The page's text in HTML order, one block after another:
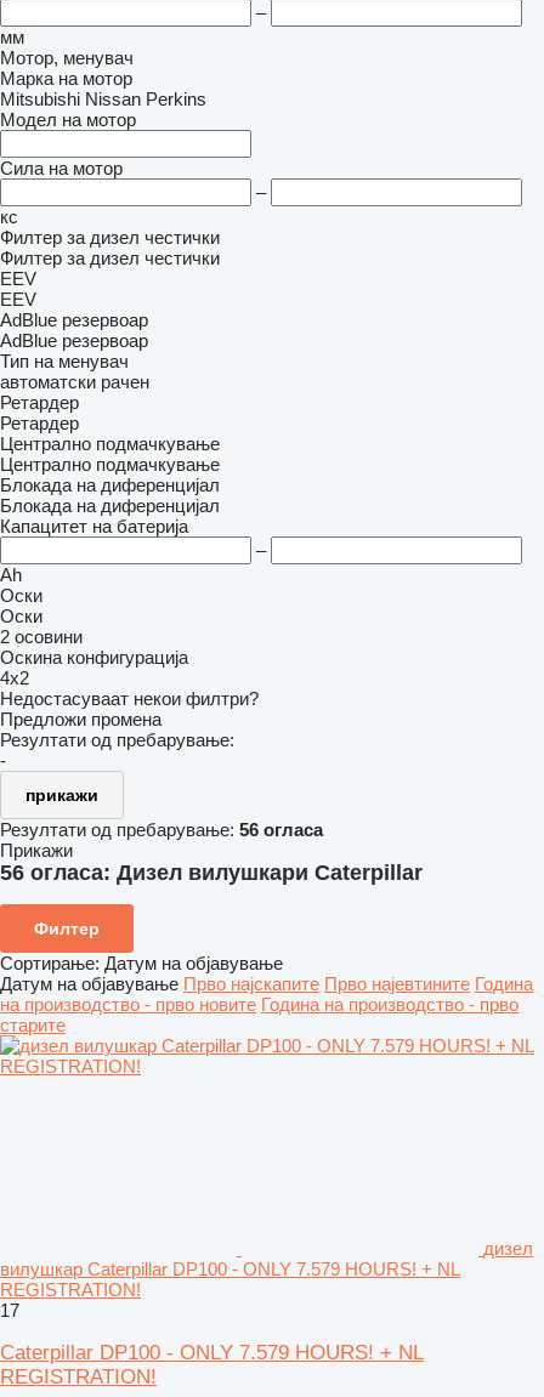
–
мм
Мотор, менувач
Марка на мотор
Mitsubishi Nissan Perkins
Модел на мотор
Сила на мотор
–
кс
Филтер за дизел честички
Филтер за дизел честички
EEV
EEV
AdBlue резервоар
AdBlue резервоар
Тип на менувач
автоматски рачен
Ретардер
Ретардер
Централно подмачкување
Централно подмачкување
Блокада на диференцијал
Блокада на диференцијал
Капацитет на батерија
–
Ah
Оски
Оски
2 осовини
Оскина конфигурација
4x2
Недостасуваат некои филтри?
Предложи промена
Резултати од пребарување:
-
прикажи
Резултати од пребарување: 56 огласа
Прикажи
56 огласа: Дизел вилушкари Caterpillar
Филтер
Сортирање: Датум на објавување
Датум на објавување Прво најскапите Прво најевтините Година
на производство - прво новите Година на производство - прво
старите
дизел
вилушкар Caterpillar DP100 - ONLY 7.579 HOURS! + NL
REGISTRATION!
17
Caterpillar DP100 - ONLY 7.579 HOURS! + NL
REGISTRATION!